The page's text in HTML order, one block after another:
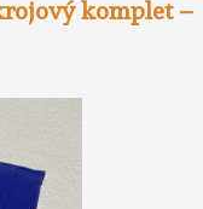
komplet –